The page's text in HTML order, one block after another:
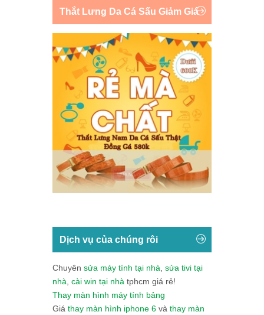
Thắt Lưng Da Cá Sấu Giảm Giá
Dịch vụ của chúng rôi
Chuyên sửa máy tính tại nhà sửa tivi tại
nhà cài win tại nhà tphcm giá rẻ!
Thay màn hình máy tính bảng
Giá thay màn hình iphone 6 và thay màn